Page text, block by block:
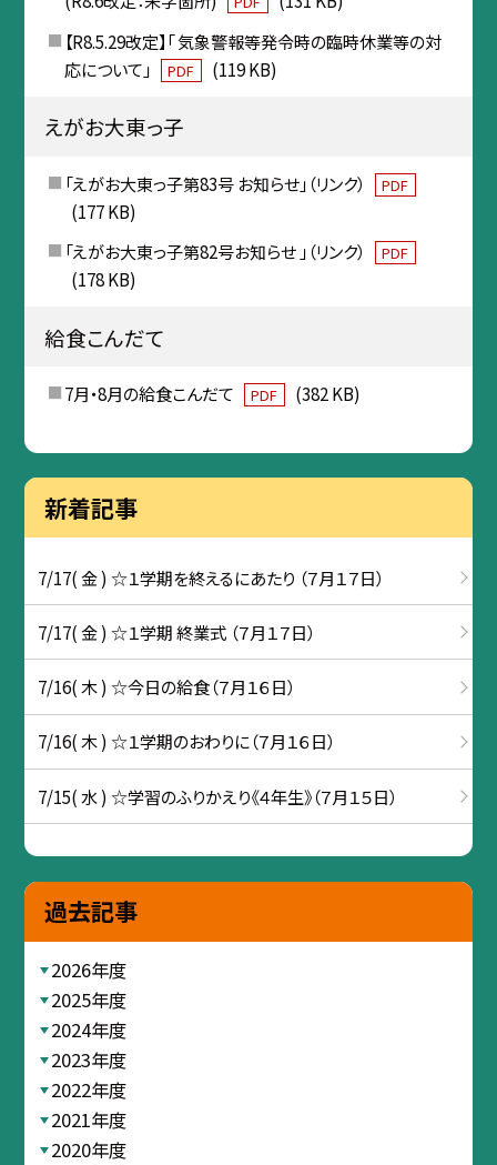
【R8.5.29改定】「 気象警報等発令時の臨時休業等の対
応について」
PDF (119 KB)
えがお大東っ子
「えがお大東っ子第83号 お知らせ」（リンク） PDF
(177 KB)
「えがお大東っ子第82号お知らせ 」（リンク）
PDF
(178 KB)
給食こんだて
7月・8月の給食こんだて PDF (382 KB)
新着記事
7/17( 金 ) ☆１学期を終えるにあたり （７月１７日）
7/17( 金 ) ☆１学期 終業式 （７月１７日）
7/16( 木 ) ☆今日の給食（７月１６日）
7/16( 木 ) ☆１学期のおわりに（７月１６日）
7/15( 水 ) ☆学習のふりかえり《４年生》（７月１５日）
過去記事
2026年度
2025年度
2024年度
2023年度
2022年度
2021年度
2020年度